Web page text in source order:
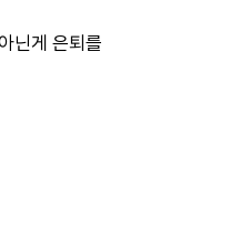
닌게 은퇴를